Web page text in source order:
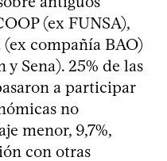
(ex FUNSA),
compañía BAO)
Sena). 25% de las
a participar
no
menor, 9,7%,
con otras